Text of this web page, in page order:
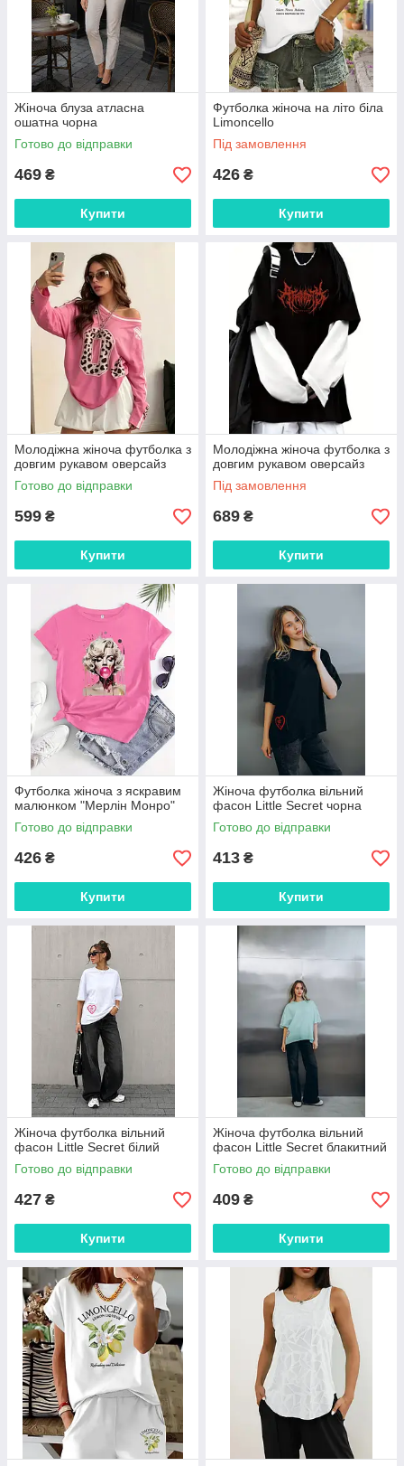
Жіноча блуза атласна
ошатна чорна
Готово до відправки
469 ₴
Купити
Футболка жіноча на літо біла
Limoncello
Під замовлення
426 ₴
Купити
Молодіжна жіноча футболка з
довгим рукавом оверсайз
Готово до відправки
599 ₴
Купити
Молодіжна жіноча футболка з
довгим рукавом оверсайз
Під замовлення
689 ₴
Купити
Футболка жіноча з яскравим
малюнком "Мерлін Монро"
Готово до відправки
426 ₴
Купити
Жіноча футболка вільний
фасон Little Secret чорна
Готово до відправки
413 ₴
Купити
Жіноча футболка вільний
фасон Little Secret білий
Готово до відправки
427 ₴
Купити
Жіноча футболка вільний
фасон Little Secret блакитний
Готово до відправки
409 ₴
Купити